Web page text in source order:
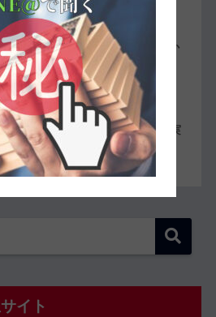
嫌われ者まとめ！ファン・選手か
いる人物を紹介
士の夫婦11組一覧【夫婦対決が実
スも紹介】
イト